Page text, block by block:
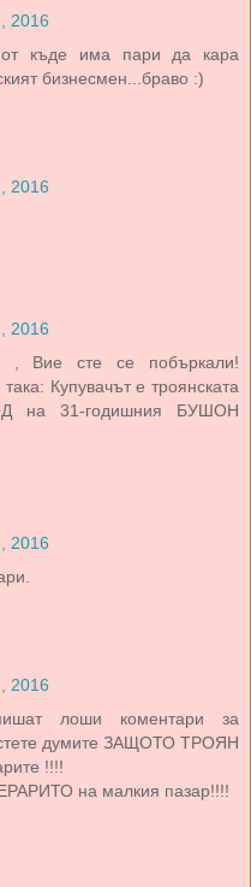
2016
къде има пари да кара
бизнесмен...браво :)
2016
2016
, Вие сте се побъркали!
Купувачът е троянската
на 31-годишния БУШОН
2016
2016
лоши коментари за
думите ЗАЩОТО ТРОЯН
!!!!
на малкия пазар!!!!